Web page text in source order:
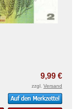
9,99 €
zzgl. Versand